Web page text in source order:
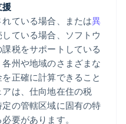
援
ている場合、または異
ている場合、ソフトウ
税をサポートしている
州や地域のさまざまな
正確に計算できること
は、仕向地在住の税
の管轄区域に固有の特
要があります。